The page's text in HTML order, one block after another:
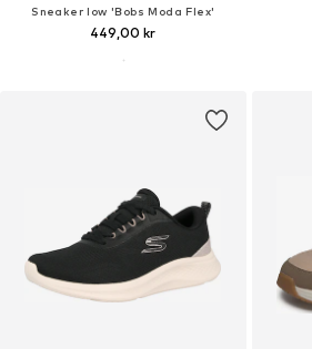
Sneaker low 'Bobs Moda Flex'
449,00 kr